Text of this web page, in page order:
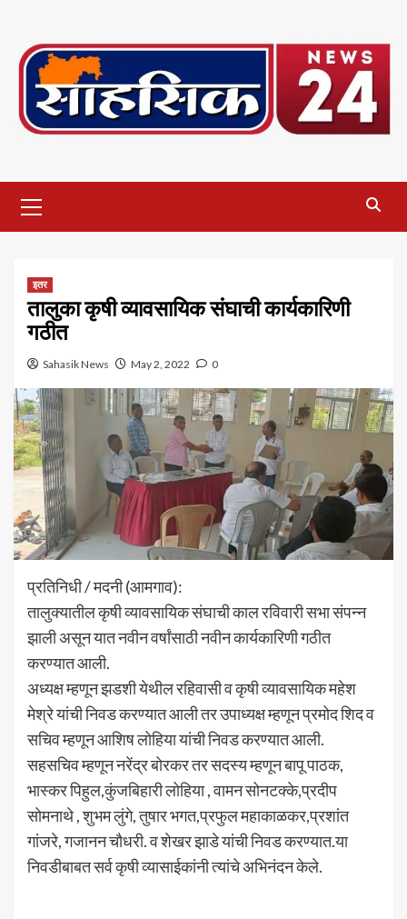
content
Menu
इतर
तालुका कृषी व्यावसायिक संघाची कार्यकारिणी
गठीत
Sahasik News May 2, 2022 0
प्रतिनिधी / मदनी (आमगाव):
तालुक्यातील कृषी व्यावसायिक संघाची काल रविवारी सभा संपन्न
झाली असून यात नवीन वर्षांसाठी नवीन कार्यकारिणी गठीत
करण्यात आली.
अध्यक्ष म्हणून झडशी येथील रहिवासी व कृषी व्यावसायिक महेश
मेश्रे यांची निवड करण्यात आली तर उपाध्यक्ष म्हणून प्रमोद शिद व
सचिव म्हणून आशिष लोहिया यांची निवड करण्यात आली.
सहसचिव म्हणून नरेंद्र बोरकर तर सदस्य म्हणून बापू पाठक,
भास्कर पिहुल,कुंजबिहारी लोहिया , वामन सोनटक्के,प्रदीप
सोमनाथे , शुभम लुंगे, तुषार भगत,प्रफुल महाकाळकर,प्रशांत
गांजरे, गजानन चौधरी. व शेखर झाडे यांची निवड करण्यात.या
निवडीबाबत सर्व कृषी व्यासाईकांनी त्यांचे अभिनंदन केले.